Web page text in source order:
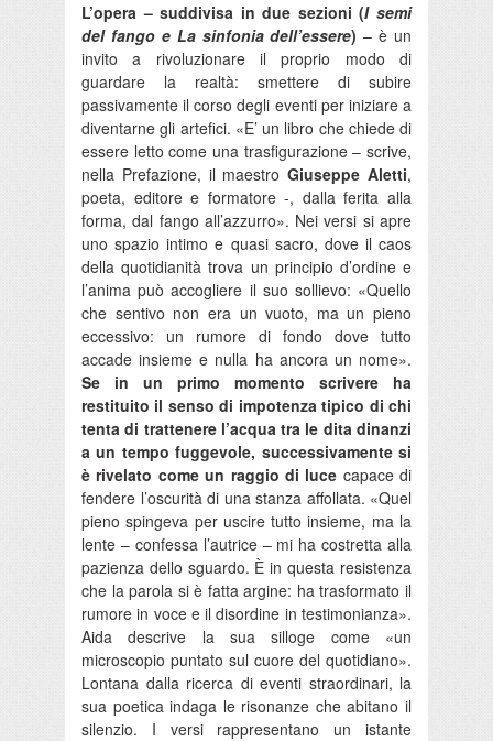
L’opera – suddivisa in due sezioni (I semi
del fango e La sinfonia dell’essere) – è un
invito a rivoluzionare il proprio modo di
guardare la realtà: smettere di subire
passivamente il corso degli eventi per iniziare a
diventarne gli artefici. «E’ un libro che chiede di
essere letto come una trasfigurazione – scrive,
nella Prefazione, il maestroGiuseppe Aletti,
poeta, editore e formatore -, dalla ferita alla
forma, dal fango all’azzurro». Nei versi si apre
uno spazio intimo e quasi sacro, dove il caos
della quotidianità trova un principio d’ordine e
l’anima può accogliere il suo sollievo: «Quello
che sentivo non era un vuoto, ma un pieno
eccessivo: un rumore di fondo dove tutto
accade insieme e nulla ha ancora un nome».
Se in un primo momento scrivere ha
restituito il senso di impotenza tipico di chi
tenta di trattenere l’acqua tra le dita dinanzi
a un tempo fuggevole, successivamente si
è rivelato come un raggio di luce capace di
fendere l’oscurità di una stanza affollata. «Quel
pieno spingeva per uscire tutto insieme, ma la
lente – confessa l’autrice – mi ha costretta alla
pazienza dello sguardo. È in questa resistenza
che la parola si è fatta argine: ha trasformato il
rumore in voce e il disordine in testimonianza».
Aida descrive la sua silloge come «un
microscopio puntato sul cuore del quotidiano».
Lontana dalla ricerca di eventi straordinari, la
sua poetica indaga le risonanze che abitano il
silenzio. I versi rappresentano un istante